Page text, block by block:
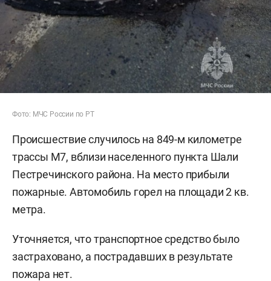
Фото: МЧС России по РТ
Происшествие случилось на 849-м километре
трассы М7, вблизи населенного пункта Шали
Пестречинского района. На место прибыли
пожарные. Автомобиль горел на площади 2 кв.
метра.
Уточняется, что транспортное средство было
застраховано, а пострадавших в результате
пожара нет.